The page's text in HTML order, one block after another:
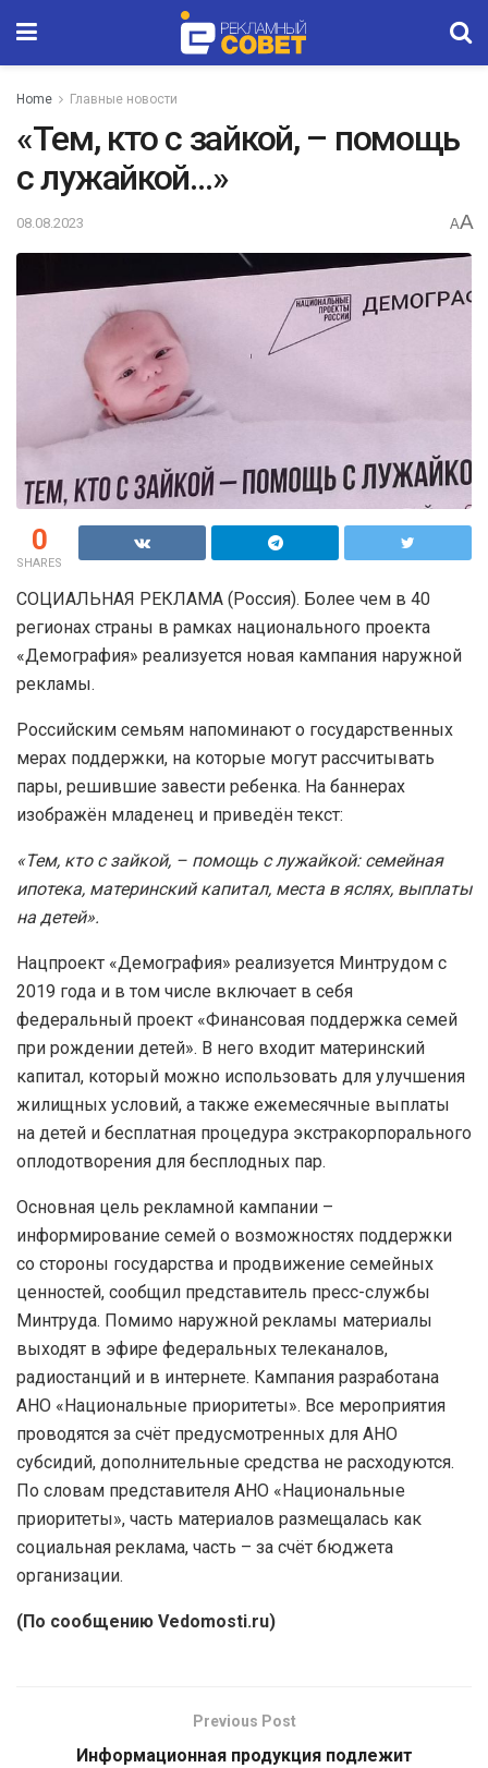
Home Главные новости
«Тем, кто с зайкой, – помощь
с лужайкой…»
08.08.2023 AA
0
SHARES
СОЦИАЛЬНАЯ РЕКЛАМА (Россия). Более чем в 40
регионах страны в рамках национального проекта
«Демография» реализуется новая кампания наружной
рекламы.
Российским семьям напоминают о государственных
мерах поддержки, на которые могут рассчитывать
пары, решившие завести ребенка. На баннерах
изображён младенец и приведён текст:
«Тем, кто с зайкой, – помощь с лужайкой: семейная
ипотека, материнский капитал, места в яслях, выплаты
на детей».
Нацпроект «Демография» реализуется Минтрудом с
2019 года и в том числе включает в себя
федеральный проект «Финансовая поддержка семей
при рождении детей». В него входит материнский
капитал, который можно использовать для улучшения
жилищных условий, а также ежемесячные выплаты
на детей и бесплатная процедура экстракорпорального
оплодотворения для бесплодных пар.
Основная цель рекламной кампании –
информирование семей о возможностях поддержки
со стороны государства и продвижение семейных
ценностей, сообщил представитель пресс-службы
Минтруда. Помимо наружной рекламы материалы
выходят в эфире федеральных телеканалов,
радиостанций и в интернете. Кампания разработана
АНО «Национальные приоритеты». Все мероприятия
проводятся за счёт предусмотренных для АНО
субсидий, дополнительные средства не расходуются.
По словам представителя АНО «Национальные
приоритеты», часть материалов размещалась как
социальная реклама, часть – за счёт бюджета
организации.
(По сообщению Vedomosti.ru)
Previous Post
Информационная продукция подлежит